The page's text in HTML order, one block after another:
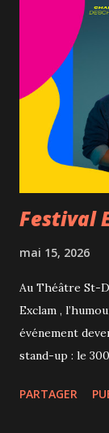
soutenu par
enveloppante.
histoire
l’humain, la
delà du
frappe, une
numéros.
Festival
mai 15, 2026
Au Théâtre St-
Exclam ,
événement
stand-up : le
annoncé qu’il
PARTAGER